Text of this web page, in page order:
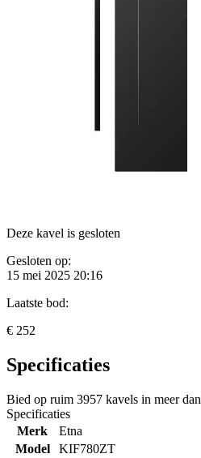
Deze kavel is gesloten
Gesloten op:
15 mei 2025 20:16
Laatste bod:
€ 252
Specificaties
Bied op ruim 3957 kavels in meer dan
Specificaties
Merk
Etna
Model
KIF780ZT